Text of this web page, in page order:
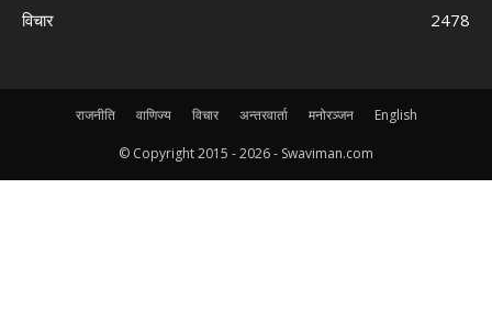
विचार
2478
राजनीति वाणिज्य विचार अन्तरवार्ता मनोरञ्जन English
© Copyright 2015 -2026 - Swaviman.com